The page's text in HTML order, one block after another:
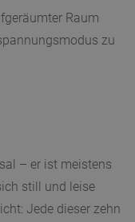
Raum
zu
– er ist meistens
still und leise
Jede dieser zehn